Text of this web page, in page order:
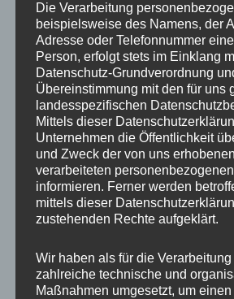
MP Mario Porten
Beratung
Training
Coaching
Impulsvorträge
NEWS ABONNIEREN?
Your email:
Die Verarbeitung
beispielsweise des Namens, der
Adresse oder Telefonnummer
Person, erfolgt stets im Einklang
Datenschutz-Grundverordnung
Übereinstimmung mit den für uns
landesspezifischen
Mittels dieser
Unternehmen die Öffentlichkeit
und Zweck der von uns
verarbeiteten
informieren. Ferner werden
mittels dieser
zustehenden Rechte aufgeklärt.
Wir haben als für die
zahlreiche technische und
Maßnahmen umgesetzt, um